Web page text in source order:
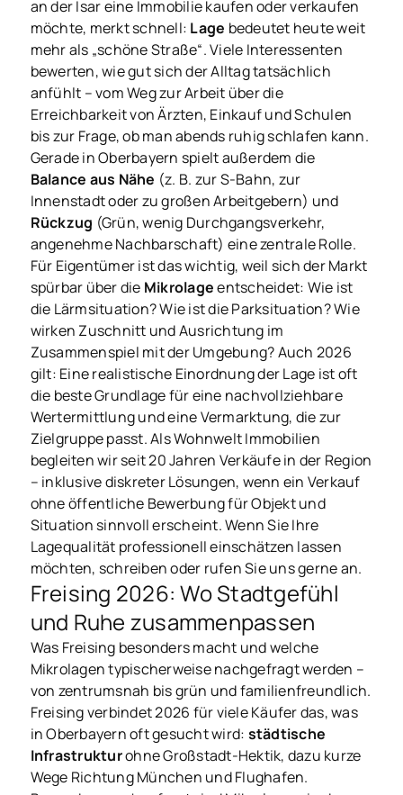
an der Isar eine Immobilie kaufen oder verkaufen
möchte, merkt schnell: Lage bedeutet heute weit
mehr als „schöne Straße“. Viele Interessenten
bewerten, wie gut sich der Alltag tatsächlich
anfühlt – vom Weg zur Arbeit über die
Erreichbarkeit von Ärzten, Einkauf und Schulen
bis zur Frage, ob man abends ruhig schlafen kann.
Gerade in Oberbayern spielt außerdem die
Balance aus Nähe (z. B. zur S-Bahn, zur
Innenstadt oder zu großen Arbeitgebern) und
Rückzug (Grün, wenig Durchgangsverkehr,
angenehme Nachbarschaft) eine zentrale Rolle.
Für Eigentümer ist das wichtig, weil sich der Markt
spürbar über die Mikrolageentscheidet: Wie ist
die Lärmsituation? Wie ist die Parksituation? Wie
wirken Zuschnitt und Ausrichtung im
Zusammenspiel mit der Umgebung? Auch 2026
gilt: Eine realistische Einordnung der Lage ist oft
die beste Grundlage für eine nachvollziehbare
Wertermittlung und eine Vermarktung, die zur
Zielgruppe passt. Als Wohnwelt Immobilien
begleiten wir seit 20 Jahren Verkäufe in der Region
– inklusive diskreter Lösungen, wenn ein Verkauf
ohne öffentliche Bewerbung für Objekt und
Situation sinnvoll erscheint. Wenn Sie Ihre
Lagequalität professionell einschätzen lassen
möchten, schreiben oder rufen Sie uns gerne an.
Freising 2026: Wo Stadtgefühl
und Ruhe zusammenpassen
Was Freising besonders macht und welche
Mikrolagen typischerweise nachgefragt werden –
von zentrumsnah bis grün und familienfreundlich.
Freising verbindet 2026 für viele Käufer das, was
in Oberbayern oft gesucht wird: städtische
Infrastrukturohne Großstadt-Hektik, dazu kurze
Wege Richtung München und Flughafen.